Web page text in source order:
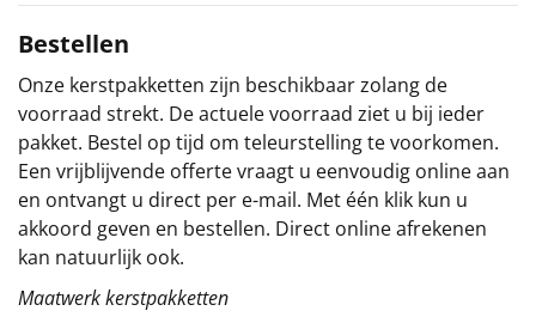
Sinterklaaspakketten
Particulier
Kerstgeschenken 2026
Relatiegeschenken
Cadeaubon
Per stuk
Bestellen
Onze kerstpakketten zijn beschikbaar zolang de
voorraad strekt. De actuele voorraad ziet u bij ieder
pakket. Bestel op tijd om teleurstelling te voorkomen.
Een vrijblijvende offerte vraagt u eenvoudig online aan
en ontvangt u direct per e-mail. Met één klik kun u
akkoord geven en bestellen. Direct online afrekenen
kan natuurlijk ook.
Maatwerk kerstpakketten